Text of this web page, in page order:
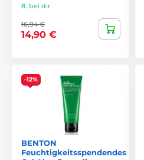
8. bei dir
16,94 €
14,90 €
-12%
BENTON
Feuchtigkeitsspendendes